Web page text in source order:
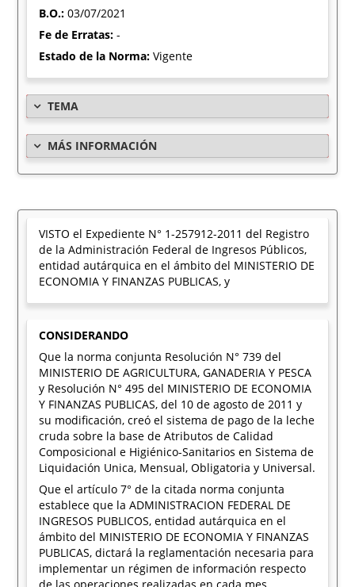
B.O.:03/07/2021
Fe de Erratas:-
Estado de la Norma:Vigente
TEMA
MÁS INFORMACIÓN
VISTO el Expediente N° 1-257912-2011 del Registro
de la Administración Federal de Ingresos Públicos,
entidad autárquica en el ámbito del MINISTERIO DE
ECONOMIA Y FINANZAS PUBLICAS, y
CONSIDERANDO
Que la norma conjunta Resolución N° 739 del
MINISTERIO DE AGRICULTURA, GANADERIA Y PESCA
y Resolución N° 495 del MINISTERIO DE ECONOMIA
Y FINANZAS PUBLICAS, del 10 de agosto de 2011 y
su modificación, creó el sistema de pago de la leche
cruda sobre la base de Atributos de Calidad
Composicional e Higiénico-Sanitarios en Sistema de
Liquidación Unica, Mensual, Obligatoria y Universal.
Que el artículo 7° de la citada norma conjunta
establece que la ADMINISTRACION FEDERAL DE
INGRESOS PUBLICOS, entidad autárquica en el
ámbito del MINISTERIO DE ECONOMIA Y FINANZAS
PUBLICAS, dictará la reglamentación necesaria para
implementar un régimen de información respecto